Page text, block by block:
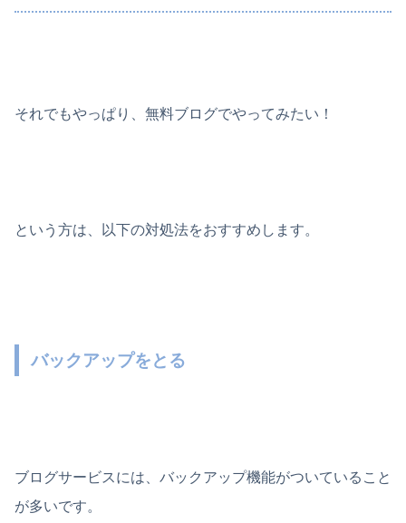
それでもやっぱり、無料ブログでやってみたい！
という方は、以下の対処法をおすすめします。
バックアップをとる
ブログサービスには、バックアップ機能がついていること
が多いです。